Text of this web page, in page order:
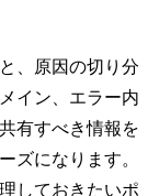
、原因の切り分
イン、エラー内
有すべき情報を
ズになります。
しておきたいポ